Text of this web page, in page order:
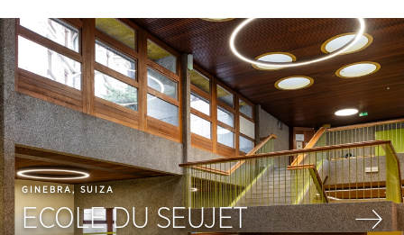
GINEBRA, SUIZA
ECOLE DU SEUJET